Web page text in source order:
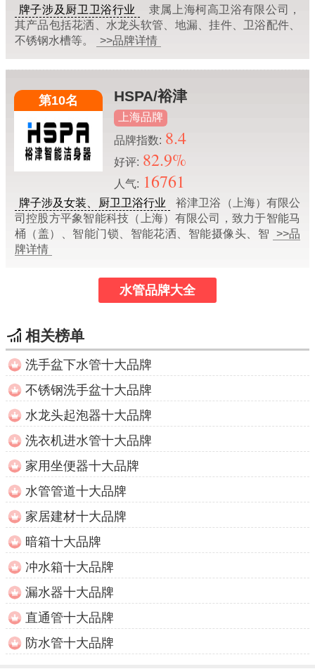
牌子涉及厨卫卫浴行业
隶属上海柯高卫浴有限公司，
其产品包括花洒、水龙头软管、地漏、挂件、卫浴配件、
不锈钢水槽等。
>>品牌详情
第10名 HSPA/裕津
上海品牌
品牌指数: 8.4
好评: 82.9%
人气: 16761
牌子涉及女装、厨卫卫浴行业
裕津卫浴（上海）有限公
司控股方平象智能科技（上海）有限公司，致力于智能马
桶（盖）、智能门锁、智能花洒、智能摄像头、智
>>品
牌详情
水管品牌大全
相关榜单
洗手盆下水管十大品牌
不锈钢洗手盆十大品牌
水龙头起泡器十大品牌
洗衣机进水管十大品牌
家用坐便器十大品牌
水管管道十大品牌
家居建材十大品牌
暗箱十大品牌
冲水箱十大品牌
漏水器十大品牌
直通管十大品牌
防水管十大品牌